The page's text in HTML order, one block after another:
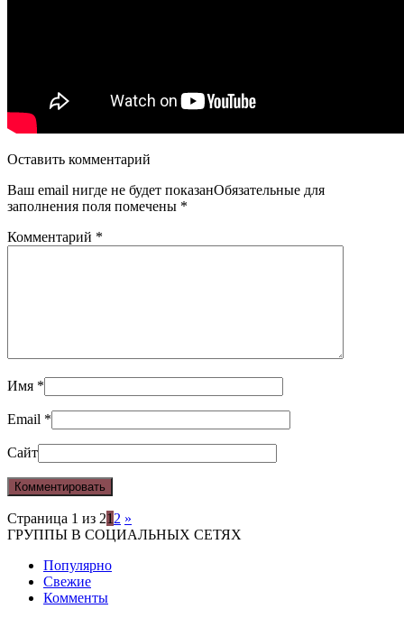
Оставить комментарий
Ваш email нигде не будет показанОбязательные для
заполнения поля помечены *
Комментарий *
Имя *
Email *
Сайт
Страница 1 из 21 2 »
ГРУППЫ В СОЦИАЛЬНЫХ СЕТЯХ
Популярно
Свежие
Комменты